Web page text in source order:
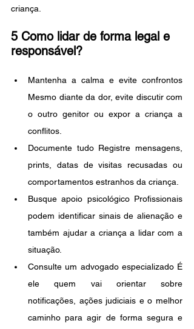
criança.
5 Como lidar de forma legal e
responsável?
Mantenha a calma e evite confrontos
Mesmo diante da dor, evite discutir com
o outro genitor ou expor a criança a
conflitos.
Documente tudo Registre mensagens,
prints, datas de visitas recusadas ou
comportamentos estranhos da criança.
Busque apoio psicológico Profissionais
podem identificar sinais de alienação e
também ajudar a criança a lidar com a
situação.
Consulte um advogado especializado É
ele quem vai orientar sobre
notificações, ações judiciais e o melhor
caminho para agir de forma segura e